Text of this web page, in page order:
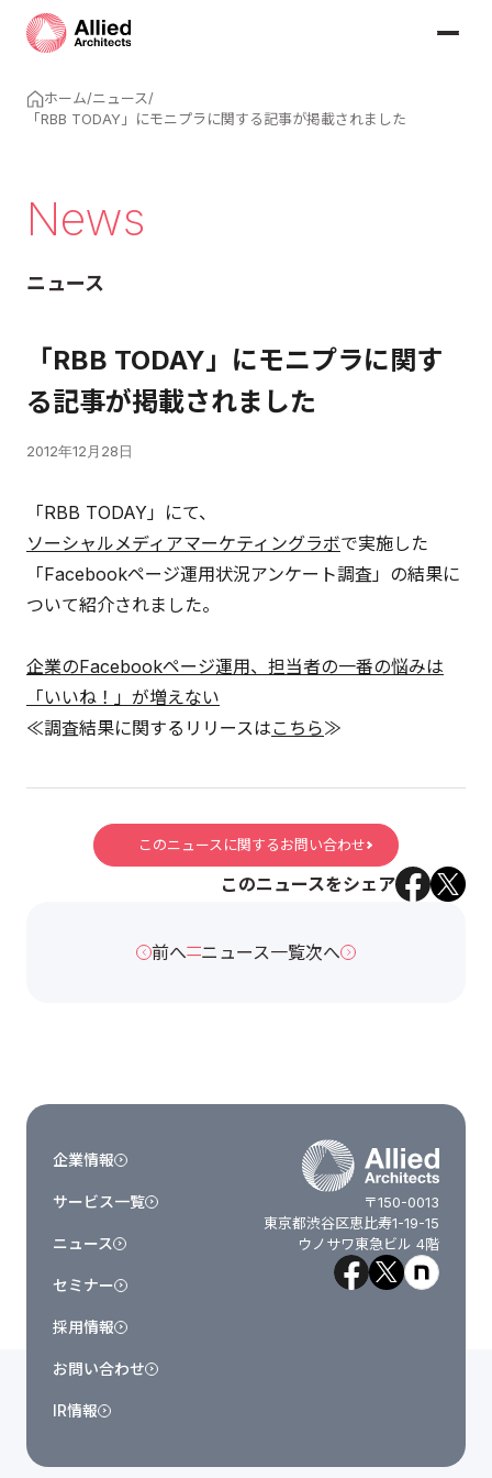
ホーム/ニュース/
「RBB TODAY」にモニプラに関する記事が掲載されました
News
ニュース
「RBB TODAY」にモニプラに関す
る記事が掲載されました
2012年12月28日
「RBB TODAY」にて、
ソーシャルメディアマーケティングラボで実施した
「Facebookページ運用状況アンケート調査」の結果に
ついて紹介されました。
企業のFacebookページ運用、担当者の一番の悩みは
「いいね！」が増えない
≪調査結果に関するリリースは こちら≫
このニュースに関するお問い合わせ
このニュースをシェア
前へ ニュース一覧次へ
〒150-0013
東京都渋谷区恵比寿1-19-15
ウノサワ東急ビル 4階
企業情報
サービス一覧
ニュース
セミナー
採用情報
お問い合わせ
IR情報